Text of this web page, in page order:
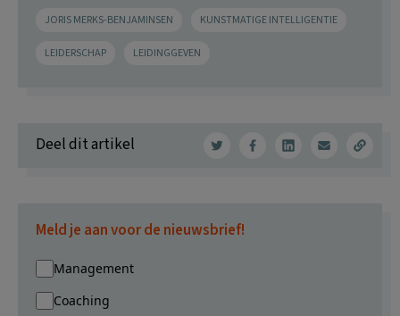
JORIS MERKS-BENJAMINSEN KUNSTMATIGE INTELLIGENTIE
LEIDERSCHAP LEIDINGGEVEN
Deel dit artikel
Meld je aan voor de nieuwsbrief!
Management
Coaching